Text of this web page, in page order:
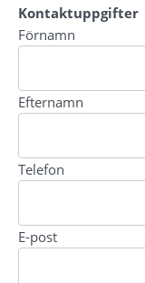
Kontaktuppgifter
Kontaktuppgifter
Förnamn
Efternamn
Telefon
E-post